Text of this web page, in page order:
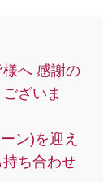
へ 感謝の
ざいま
ン)を迎え
ち合わせ